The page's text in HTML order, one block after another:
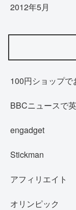
2012年5月
100円ショップで
BBCニュースで
engadget
Stickman
アフィリエイト
オリンピック